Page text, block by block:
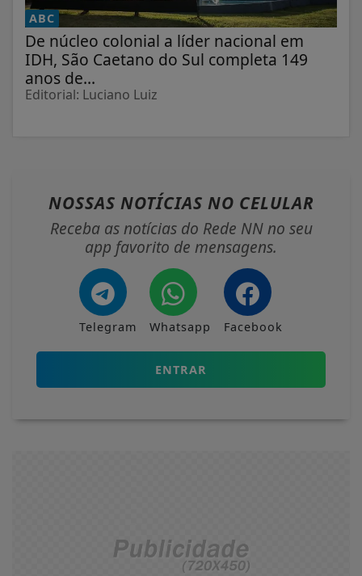
ABC
De núcleo colonial a líder nacional em
IDH, São Caetano do Sul completa 149
anos de...
Editorial: Luciano Luiz
NOSSAS NOTÍCIAS NO CELULAR
Receba as notícias do Rede NN no seu
app favorito de mensagens.
Telegram Whatsapp Facebook
ENTRAR